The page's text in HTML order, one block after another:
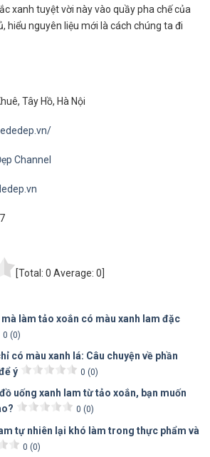
xanh tuyệt vời này vào quầy pha chế của
hiểu nguyên liệu mới là cách chúng ta đi
Tây Hồ, Hà Nội
Channel
[Total: 0 Average: 0
làm tảo xoắn có màu xanh lam đặc
0 (0)
có màu xanh lá: Câu chuyện về phần
ý
0 (0)
uống xanh lam từ tảo xoắn, bạn muốn
0 (0)
tự nhiên lại khó làm trong thực phẩm và
0 (0)